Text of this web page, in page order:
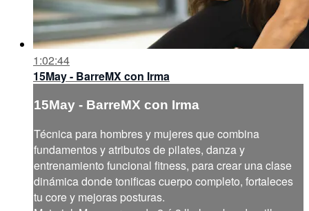
1:02:44
15May - BarreMX con Irma
15May - BarreMX con Irma
Técnica para hombres y mujeres que combina
fundamentos y atributos de pilates, danza y
entrenamiento funcional fitness, para crear una clase
dinámica donde tonificas cuerpo completo, fortaleces
tu core y mejoras posturas.